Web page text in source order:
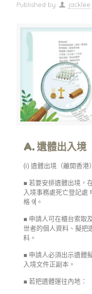
Published by jacklee
A. 遺體出入境
(i) 遺體出境（離開香港）
■ 若要安排遺體出境，
入境事務處死亡登記處
格 9]。
■ 申請人可在櫃台索取
世者的個人資料、擬把
料。
■ 申請人必須出示遺體
入境文件正副本。
■ 若把遺體運往內地：